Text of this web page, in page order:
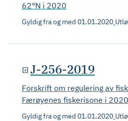
62°N i 2020
Gyldig fra og med 01.01.2020
J-256-2019
Forskrift om regulering av
Færøyenes fiskerisone i 2020
Gyldig fra og med 01.01.2020